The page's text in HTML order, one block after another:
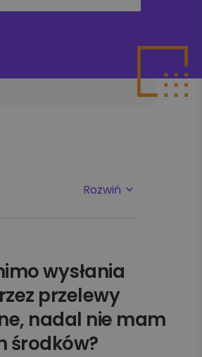
Rozwiń
kroki
i faktury
wysłania
przelewy
nadal nie mam
środków?